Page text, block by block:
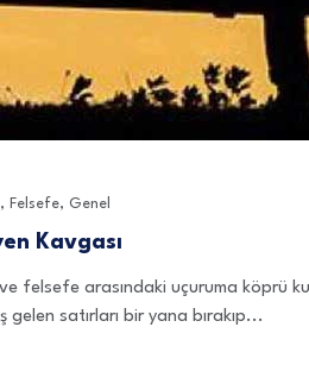
, Felsefe, Genel
Kavgası
felsefe arasındaki uçuruma köprü
gelen satırları bir yana bırakıp...